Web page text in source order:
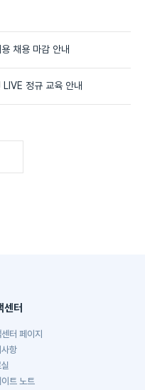
채용 마감 안내
정규 교육 안내
센터
터 페이지
항
트 노트